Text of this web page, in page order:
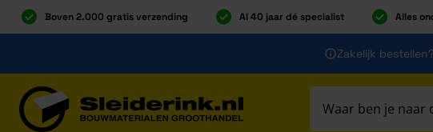
Boven 2.000 gratis verzending Al 40 jaar dé specialist Alles
Zakelijk